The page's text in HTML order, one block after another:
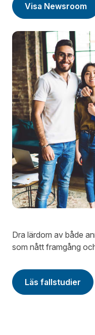
Visa Newsroom
Dra lärdom av både
som nått framgång
Läs fallstudier